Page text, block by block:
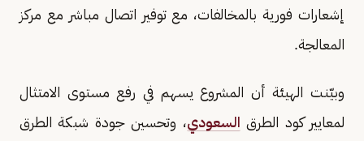
إشعارات فورية بالمخالفات، مع توفير اتصال مباشر مع مركز
المعالجة.
وبيّنت الهيئة أن المشروع يسهم في رفع مستوى الامتثال
لمعايير كود الطرق السعودي، وتحسين جودة شبكة الطرق